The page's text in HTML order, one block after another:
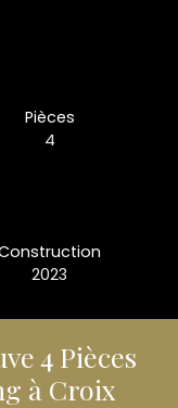
Pièces
4
2023
4 Pièces
à Croix